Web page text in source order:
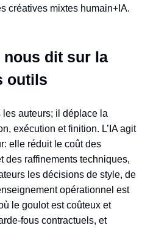
créatives mixtes humain+IA.
nous dit sur la
outils
auteurs; il déplace la
exécution et finition. L’IA agit
elle réduit le coût des
des raffinements techniques,
les décisions de style, de
opérationnel est
le goulot est coûteux et
contractuels, et